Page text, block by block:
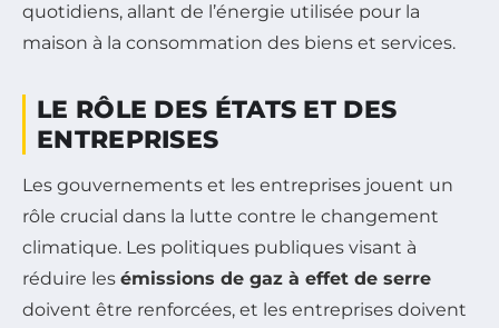
quotidiens, allant de l’énergie utilisée pour la
maison à la consommation des biens et services.
LE RÔLE DES ÉTATS ET DES
ENTREPRISES
Les gouvernements et les entreprises jouent un
rôle crucial dans la lutte contre le changement
climatique. Les politiques publiques visant à
réduire les émissions de gaz à effet de serre
doivent être renforcées, et les entreprises doivent